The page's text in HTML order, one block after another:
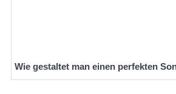
Wie gestaltet man einen perfekten